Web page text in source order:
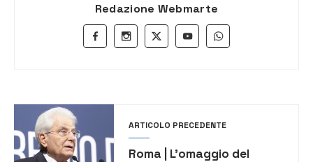
Redazione Webmarte
ARTICOLO PRECEDENTE
Roma | L’omaggio del